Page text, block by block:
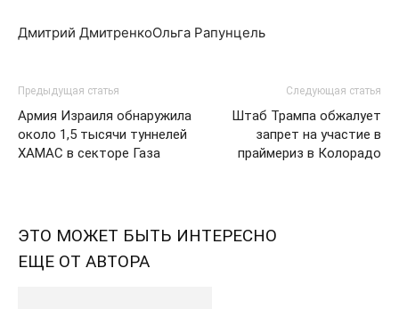
Дмитрий ДмитренкоОльга Рапунцель
Предыдущая статья
Армия Израиля обнаружила
около 1,5 тысячи туннелей
ХАМАС в секторе Газа
Следующая статья
Штаб Трампа обжалует
запрет на участие в
праймериз в Колорадо
ЭТО МОЖЕТ БЫТЬ ИНТЕРЕСНО
ЕЩЕ ОТ АВТОРА